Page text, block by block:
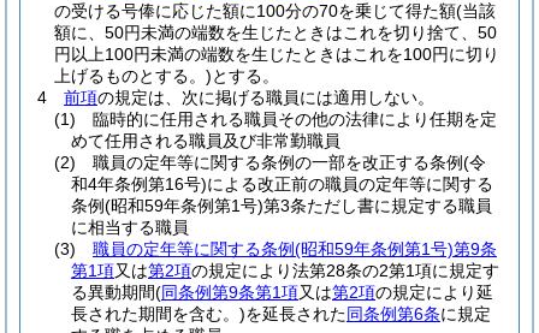
の受ける号俸に応じた額に100分の70を乗じて得た額(当該
額に、50円未満の端数を生じたときはこれを切り捨て、50
円以上100円未満の端数を生じたときはこれを100円に切り
上げるものとする。)とする。
4
前項の規定は、次に掲げる職員には適用しない。
(1)
臨時的に任用される職員その他の法律により任期を定
めて任用される職員及び非常勤職員
(2)
職員の定年等に関する条例の一部を改正する条例(令
和4年条例第16号)による改正前の職員の定年等に関する
条例(昭和59年条例第1号)第3条ただし書に規定する職員
に相当する職員
(3)
職員の定年等に関する条例(昭和59年条例第1号)第9条
第1項又は第2項の規定により法第28条の2第1項に規定す
る異動期間(同条例第9条第1項又は第2項の規定により延
長された期間を含む。)を延長された同条例第6条に規定